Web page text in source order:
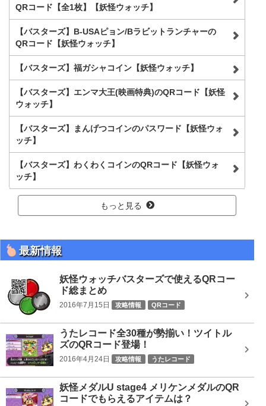
QRコード【全1枚】【妖怪ウォッチ】
【バスターズ】B-USAピョン/Bラビットランチャーの
QRコード【妖怪ウォッチ】
【バスターズ】福ガシャコイン【妖怪ウォッチ】
【バスターズ】エンマ大王(映画特典)のQRコード【妖怪
ウォッチ】
【バスターズ】まんげつコインのパスワード【妖怪ウォ
ッチ】
【バスターズ】わくわくコインのQRコード【妖怪ウォ
ッチ】
もっと見る
最新情報
妖怪ウォッチバスターズで使えるQRコー
ド総まとめ
2016年7月15日 攻略情報 QRコード
うたレコード全30種が勢揃い！ツイトル
ズのQRコード登場！
2016年4月24日 攻略情報 うたレコード
妖怪メダルU stage4 メリケンメダルのQR
コードでもらえるアイテムは？